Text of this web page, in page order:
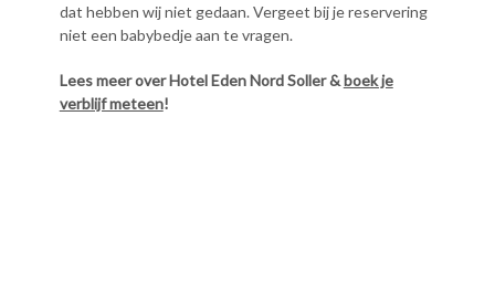
dat hebben wij niet gedaan. Vergeet bij je reservering
niet een babybedje aan te vragen.
Lees meer over Hotel Eden Nord Soller &boek je
verblijf meteen!